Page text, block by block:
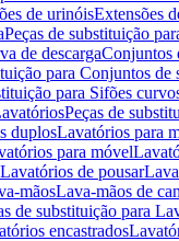
de urinóisExtensões
Peças de substituição
de descargaConjuntos
para Conjuntos de
para Sifões
Peças de
duplosLavatórios para
para móvel
de pousar
mãosLava-mãos de
de substituição para
encastrados